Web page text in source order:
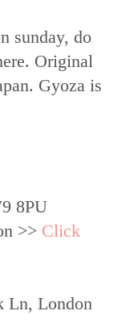
sunday, do
Original
Gyoza is
8PU
>> Click
Ln, London